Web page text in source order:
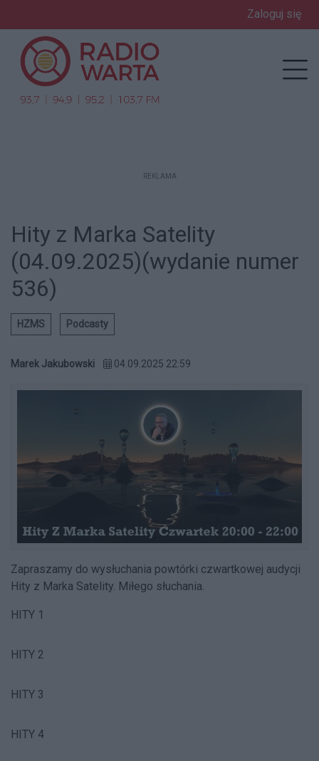
Zaloguj się
REKLAMA
Hity z Marka Satelity
(04.09.2025)(wydanie numer
536)
HZMS Podcasty
Marek Jakubowski 04.09.2025 22:59
Zapraszamy do wysłuchania powtórki czwartkowej audycji
Hity z Marka Satelity. Miłego słuchania.
HITY 1
HITY 2
HITY 3
HITY 4